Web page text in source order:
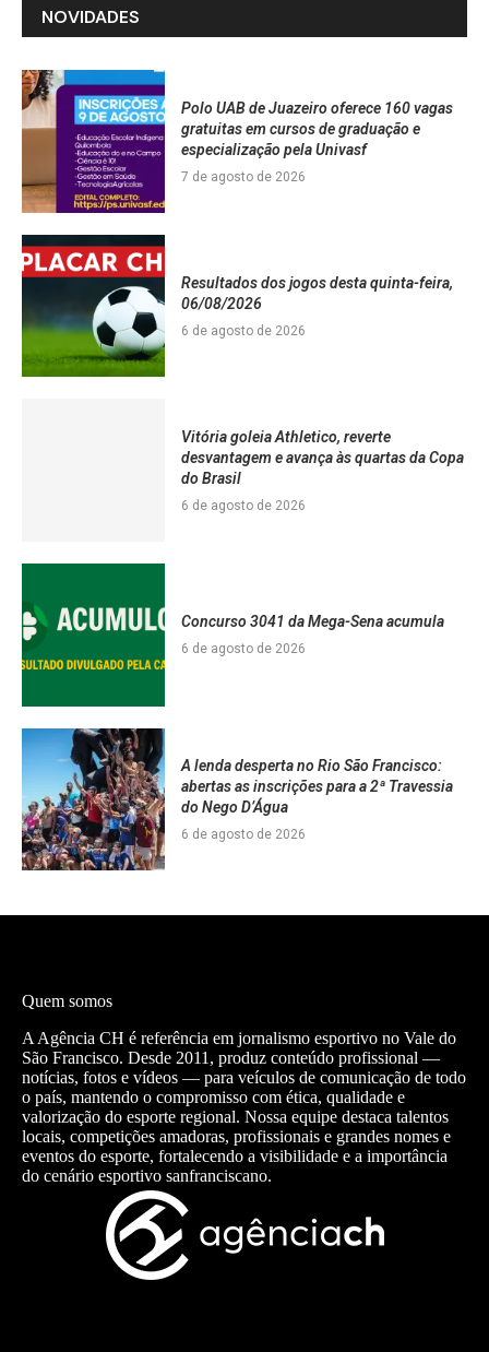
NOVIDADES
Polo UAB de Juazeiro oferece 160 vagas
gratuitas em cursos de graduação e
especialização pela Univasf
7 de agosto de 2026
Resultados dos jogos desta quinta-feira,
06/08/2026
6 de agosto de 2026
Vitória goleia Athletico, reverte
desvantagem e avança às quartas da Copa
do Brasil
6 de agosto de 2026
Concurso 3041 da Mega-Sena acumula
6 de agosto de 2026
A lenda desperta no Rio São Francisco:
abertas as inscrições para a 2ª Travessia
do Nego D’Água
6 de agosto de 2026
Quem somos
A Agência CH é referência em jornalismo esportivo no Vale do
São Francisco. Desde 2011, produz conteúdo profissional —
notícias, fotos e vídeos — para veículos de comunicação de todo
o país, mantendo o compromisso com ética, qualidade e
valorização do esporte regional. Nossa equipe destaca talentos
locais, competições amadoras, profissionais e grandes nomes e
eventos do esporte, fortalecendo a visibilidade e a importância
do cenário esportivo sanfranciscano.